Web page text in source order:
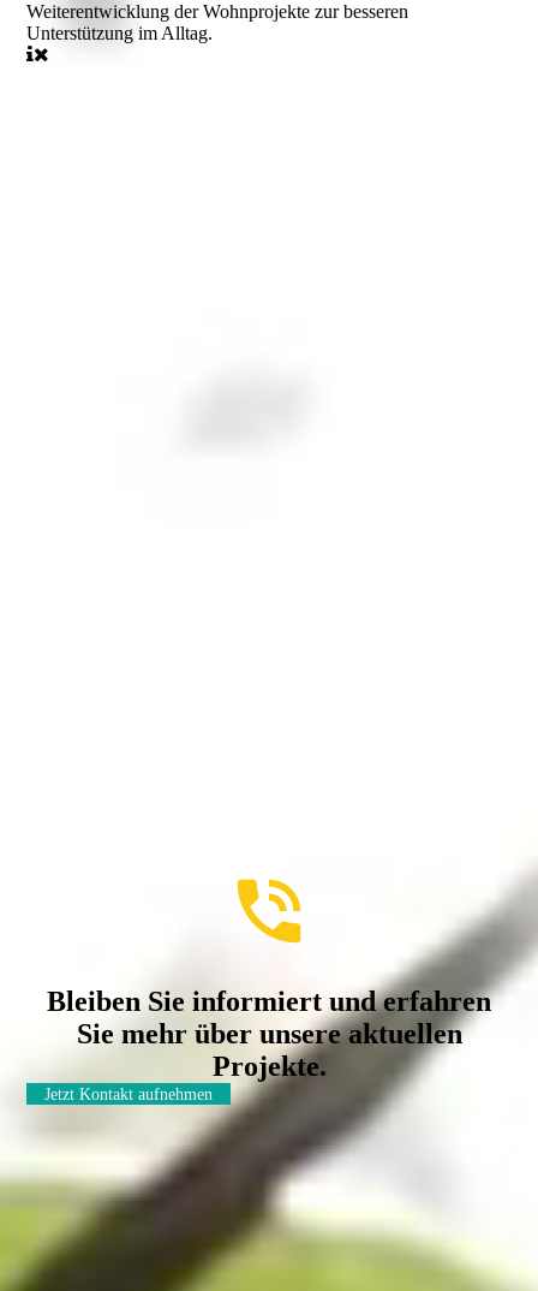
Weiterentwicklung der Wohnprojekte zur besseren
Unterstützung im Alltag.
Bleiben Sie informiert und erfahren
Sie mehr über unsere aktuellen
Projekte.
Jetzt Kontakt aufnehmen